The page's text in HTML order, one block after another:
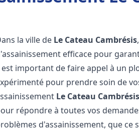
la ville de Le Cateau Cambrésis
efficace pour
est important de faire appel à un
pour prendre soin de
Le Cateau Cambrésis
répondre à toutes vos
d'assainissement, que